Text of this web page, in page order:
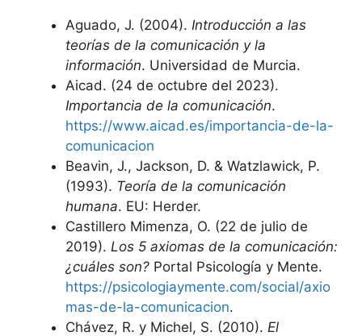
Aguado, J. (2004). Introducción a las
teorías de la comunicación y la
información. Universidad de Murcia.
Aicad. (24 de octubre del 2023).
Importancia de la comunicación.
https://www.aicad.es/importancia-de-la-
comunicacion
Beavin, J., Jackson, D. & Watzlawick, P.
(1993). Teoría de la comunicación
humana. EU: Herder.
Castillero Mimenza, O. (22 de julio de
2019). Los 5 axiomas de la comunicación:
¿cuáles son? Portal Psicología y Mente.
https://psicologiaymente.com/social/axio
mas-de-la-comunicacion.
Chávez, R. y Michel, S. (2010). El